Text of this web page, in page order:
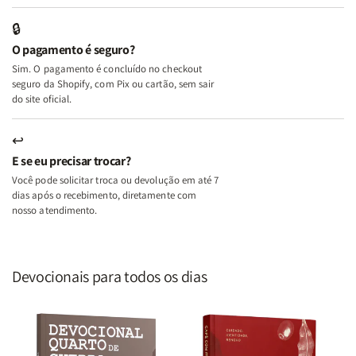
Lar
Lar
🔒
O pagamento é seguro?
Sim. O pagamento é concluído no checkout
seguro da Shopify, com Pix ou cartão, sem sair
do site oficial.
↩
E se eu precisar trocar?
Você pode solicitar troca ou devolução em até 7
dias após o recebimento, diretamente com
nosso atendimento.
Devocionais para todos os dias